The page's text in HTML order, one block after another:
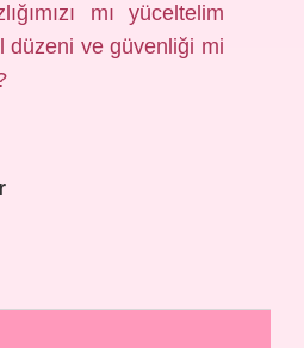
mı yüceltelim
düzeni ve güvenliği mi